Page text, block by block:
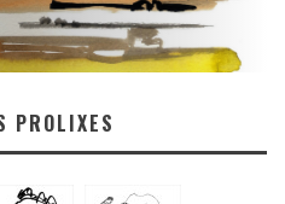
PROLIXES